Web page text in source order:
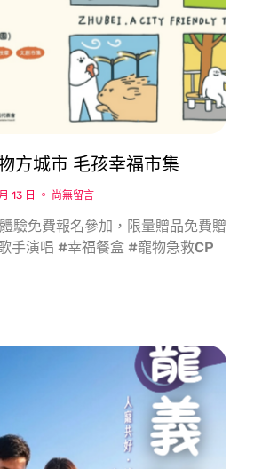
方城市 毛孩幸福市集
13 日 尚無留言
驗免費報名參加，限量贈品免費贈
手演唱 #幸福餐盒 #寵物急救CP